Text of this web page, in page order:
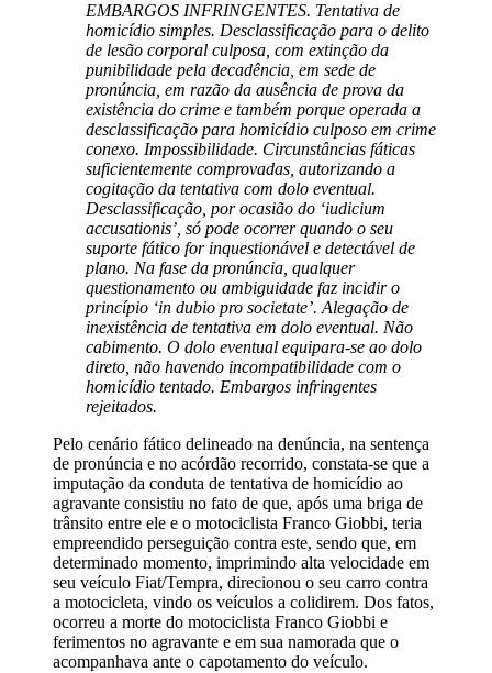
EMBARGOS INFRINGENTES. Tentativa de
homicídio simples. Desclassificação para o delito
de lesão corporal culposa, com extinção da
punibilidade pela decadência, em sede de
pronúncia, em razão da ausência de prova da
existência do crime e também porque operada a
desclassificação para homicídio culposo em crime
conexo. Impossibilidade. Circunstâncias fáticas
suficientemente comprovadas, autorizando a
cogitação da tentativa com dolo eventual.
Desclassificação, por ocasião do ‘iudicium
accusationis’, só pode ocorrer quando o seu
suporte fático for inquestionável e detectável de
plano. Na fase da pronúncia, qualquer
questionamento ou ambiguidade faz incidir o
princípio ‘in dubio pro societate’. Alegação de
inexistência de tentativa em dolo eventual. Não
cabimento. O dolo eventual equipara-se ao dolo
direto, não havendo incompatibilidade com o
homicídio tentado. Embargos infringentes
rejeitados.
Pelo cenário fático delineado na denúncia, na sentença
de pronúncia e no acórdão recorrido, constata-se que a
imputação da conduta de tentativa de homicídio ao
agravante consistiu no fato de que, após uma briga de
trânsito entre ele e o motociclista Franco Giobbi, teria
empreendido perseguição contra este, sendo que, em
determinado momento, imprimindo alta velocidade em
seu veículo Fiat/Tempra, direcionou o seu carro contra
a motocicleta, vindo os veículos a colidirem. Dos fatos,
ocorreu a morte do motociclista Franco Giobbi e
ferimentos no agravante e em sua namorada que o
acompanhava ante o capotamento do veículo.